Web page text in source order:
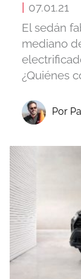
07.01.21
El sedán
mediano
¿Quiénes
Por